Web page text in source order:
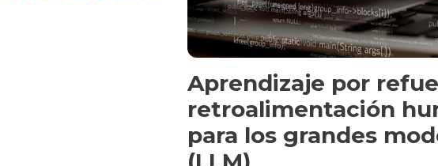
Aprendizaje por
retroalimentación
para los grandes